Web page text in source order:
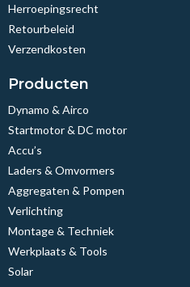
Herroepingsrecht
Retourbeleid
Verzendkosten
Producten
Dynamo & Airco
Startmotor & DC motor
Accu’s
Laders & Omvormers
Aggregaten & Pompen
Verlichting
Montage & Techniek
Werkplaats & Tools
Solar